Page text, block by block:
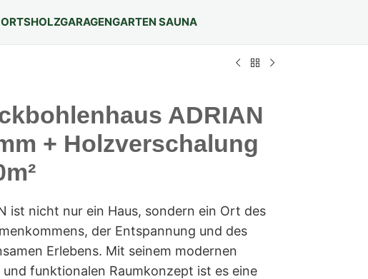
HOLZGARAGENGARTEN SAUNA
ADRIAN
+ Holzverschalung
ist nicht nur ein Haus, sondern ein Ort des
der Entspannung und des
Erlebens. Mit seinem modernen
und funktionalen Raumkonzept ist es eine